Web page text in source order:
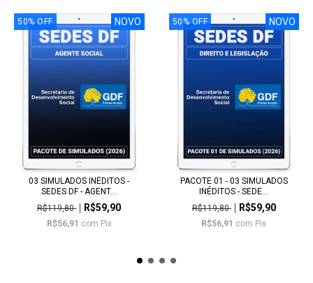
50% OFF NOVO
03 SIMULADOS INÉDITOS -
SEDES DF - AGENT...
R$119,80
R$59,90
R$56,91 com Pix
50 % OFF NOVO
PACOTE 01 - 03 SIMULADOS
INÉDITOS - SEDE...
R$119,80
R$59,90
R$56,91 com Pix